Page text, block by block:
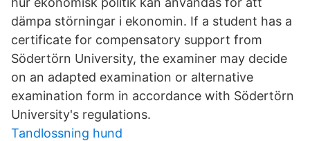
dämpa störningar i ekonomin. If a student has a
certificate for compensatory support from
Södertörn University, the examiner may decide
on an adapted examination or alternative
examination form in accordance with Södertörn
University's regulations.
Tandlossning hund